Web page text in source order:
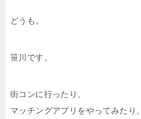
どうも。
笹川です。
街コンに行ったり、
マッチングアプリをやってみたり、